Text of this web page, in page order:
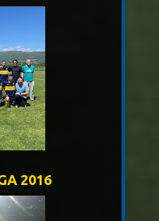
2016